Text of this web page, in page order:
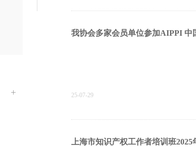
我协会多家会员单位参加AIPPI 中
25-07-29
上海市知识产权工作者培训班
ꄶ